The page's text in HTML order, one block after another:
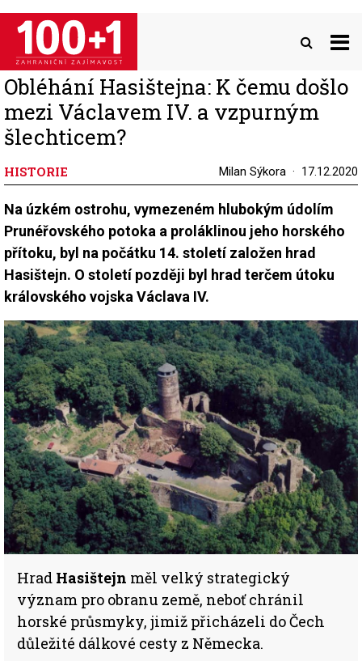
Přejít
hlavnímu
obsahu
Obléhání Hasištejna: K čemu došlo
mezi Václavem IV. a vzpurným
šlechticem?
HISTORIE Milan Sýkora 17.12.2020
Na úzkém ostrohu, vymezeném hlubokým údolím
Prunéřovského potoka a proláklinou jeho horského
přítoku, byl na počátku 14. století založen hrad
Hasištejn. O století později byl hrad terčem útoku
královského vojska Václava IV.
Hrad Hasištejn měl velký strategický
význam pro obranu země, neboť chránil
horské průsmyky, jimiž přicházeli do Čech
důležité dálkové cesty z Německa.